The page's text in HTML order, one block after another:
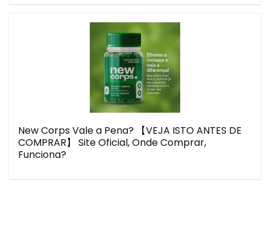
New Corps Vale a Pena? 【VEJA ISTO ANTES DE
COMPRAR】 Site Oficial, Onde Comprar,
Funciona?